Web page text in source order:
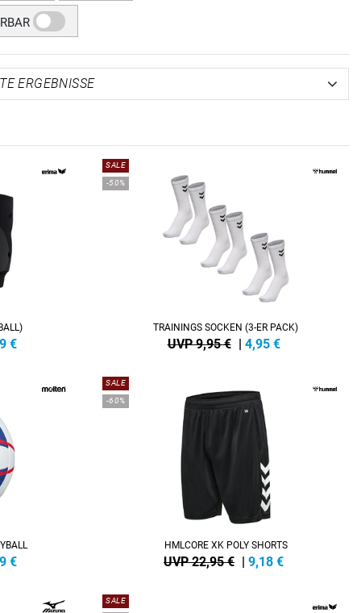
€
SALE
-50%
TRAININGS SOCKEN (3-ER PACK)
UVP 9,95 € | 4,95 €
€
SALE
-60%
HMLCORE XK POLY SHORTS
UVP 22,95 € | 9,18 €
SALE